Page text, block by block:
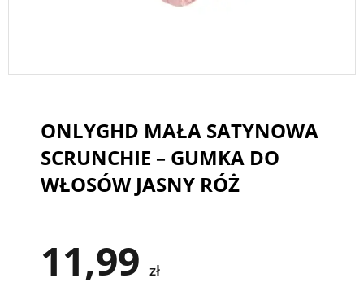
ONLYGHD MAŁA SATYNOWA
SCRUNCHIE – GUMKA DO
WŁOSÓW JASNY RÓŻ
11,99 zł